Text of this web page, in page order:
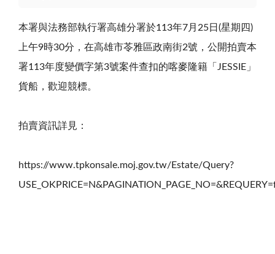
本署與法務部執行署高雄分署於113年7月 25日 (星期四)
上午9時30分，在高雄市苓雅區政南街2號，公開拍賣本
署113年度變價字第3號案件查扣的喀麥隆籍「 JESSIE 」
貨船，歡迎競標。
拍賣資訊詳見：
https://www.tpkonsale.moj.gov.tw/Estate/Query?